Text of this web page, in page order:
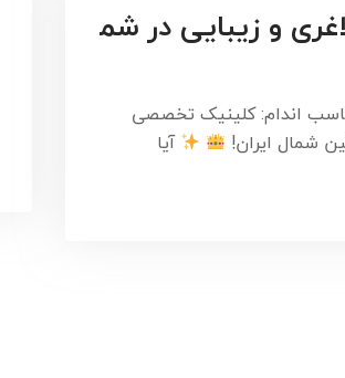
و زیبایی در شم
اندام: کلینیک تخصصی
شمال ایران!
آیا